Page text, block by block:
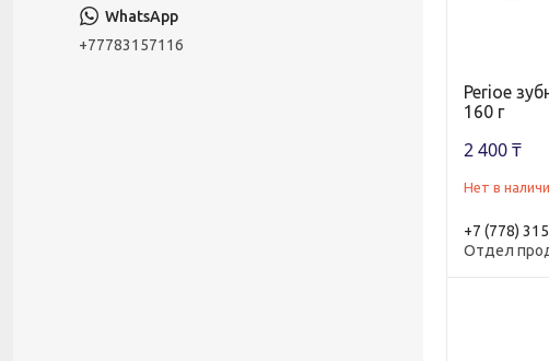
Perioe
160 г
2 400 ₸
Нет в
+7 (778)
Отдел
+77783157116